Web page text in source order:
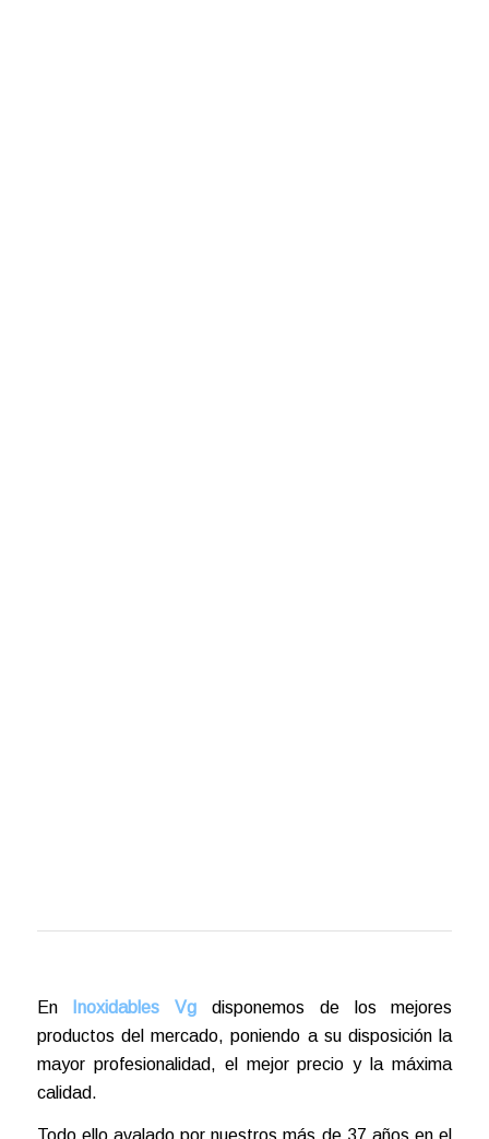
En Inoxidables Vgdisponemos de los mejores
productos del mercado, poniendo a su disposición la
mayor profesionalidad, el mejor precio y la máxima
calidad.
Todo ello avalado por nuestros más de 37 años en el